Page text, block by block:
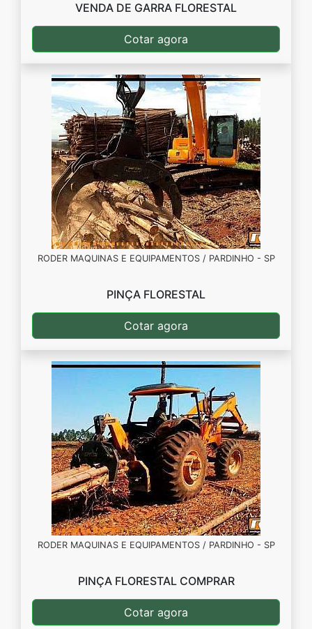
VENDA DE GARRA FLORESTAL
Cotar agora
RODER MAQUINAS E EQUIPAMENTOS / PARDINHO - SP
PINÇA FLORESTAL
Cotar agora
RODER MAQUINAS E EQUIPAMENTOS / PARDINHO - SP
PINÇA FLORESTAL COMPRAR
Cotar agora